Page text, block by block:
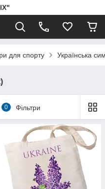
для спорту Українська
0 Фільтри